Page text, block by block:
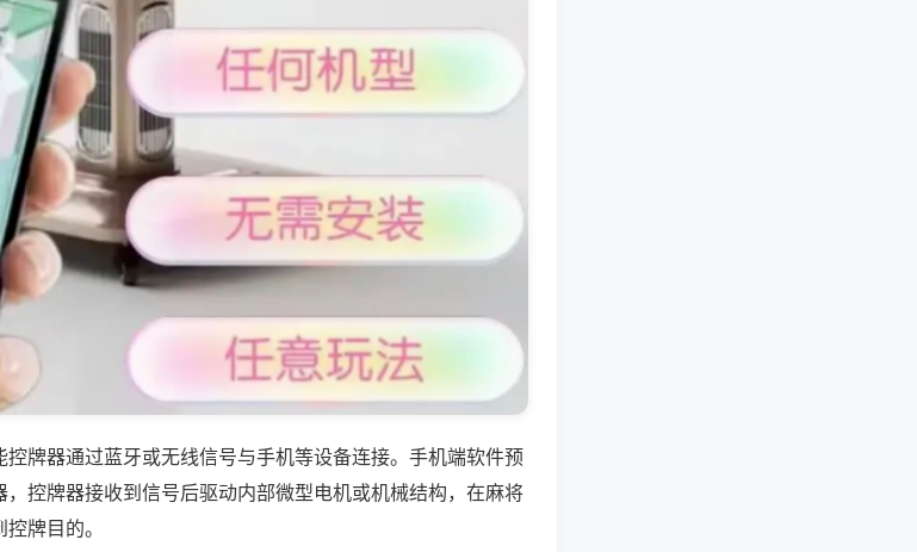
牌器通过蓝牙或无线信号与手机等设备连接。手机端软件预
控牌器接收到信号后驱动内部微型电机或机械结构，在麻将
牌目的。